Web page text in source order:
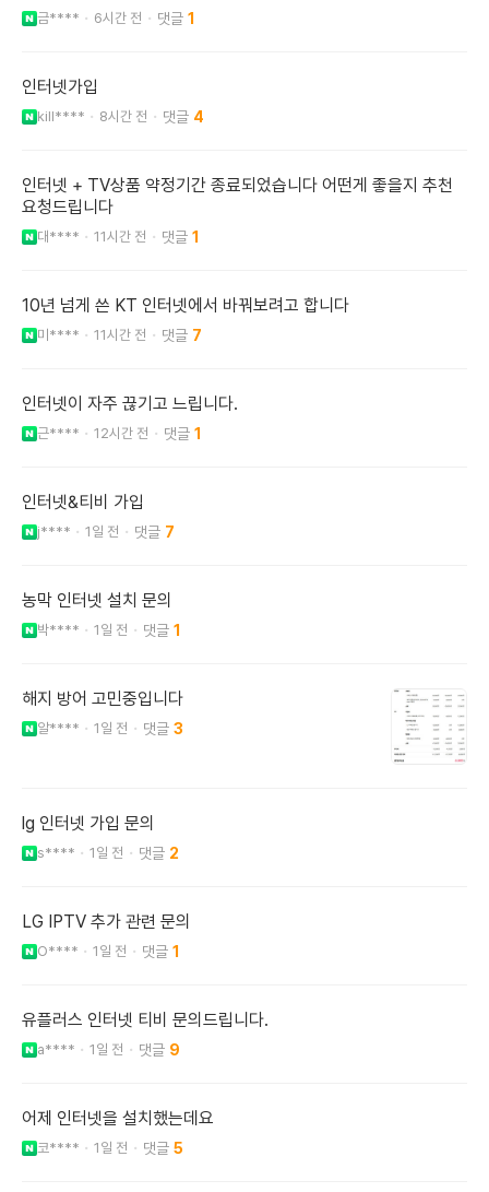
금**** 6시간 전 1
인터넷가입
kill**** 8시간 전 4
인터넷 + TV상품 약정기간 종료되었습니다 어떤게 좋을지 추천
요청드립니다
대**** 11시간 전 1
10년 넘게 쓴 KT 인터넷에서 바꿔보려고 합니다
미**** 11시간 전 7
인터넷이 자주 끊기고 느립니다.
근**** 12시간 전 1
인터넷&티비 가입
j**** 1일 전 7
농막 인터넷 설치 문의
박**** 1일 전 1
해지 방어 고민중입니다
알**** 1일 전 3
lg 인터넷 가입 문의
s**** 1일 전 2
LG IPTV 추가 관련 문의
O**** 1일 전 1
유플러스 인터넷 티비 문의드립니다.
a**** 1일 전 9
어제 인터넷을 설치했는데요
코**** 1일 전 5